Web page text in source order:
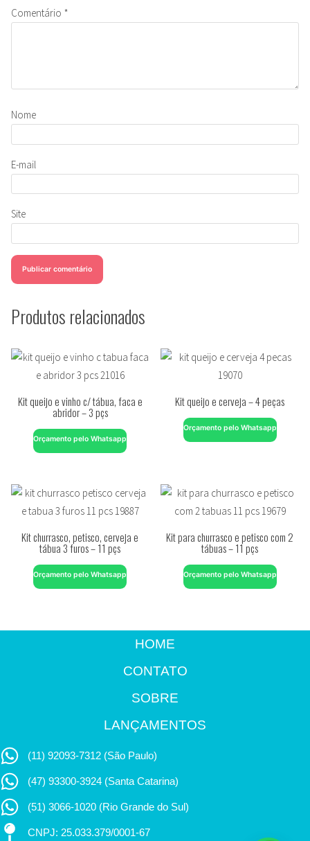
Comentário *
Nome
E-mail
Site
Produtos relacionados
Kit queijo e vinho c/ tábua, faca e
abridor – 3 pçs
Orçamento pelo Whatsapp
Kit queijo e cerveja – 4 peças
Orçamento pelo Whatsapp
Kit churrasco, petisco, cerveja e
tábua 3 furos – 11 pçs
Orçamento pelo Whatsapp
Kit para churrasco e petisco com 2
tábuas – 11 pçs
Orçamento pelo Whatsapp
HOME
CONTATO
SOBRE
LANÇAMENTOS
(11) 92093-7312 (São Paulo)
(47) 93300-3924 (Santa Catarina)
(51) 3066-1020 (Rio Grande do Sul)
CNPJ: 25.033.379/0001-67